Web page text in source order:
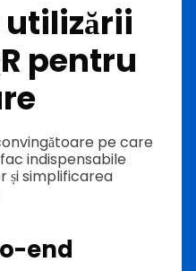
pentru
pe care
indispensabile
și simplificarea
end